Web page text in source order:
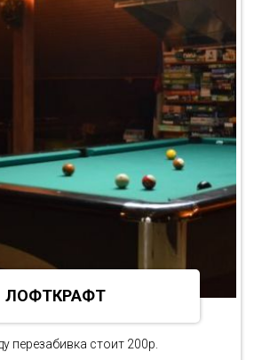
ЛОФТКРАФТ
перезабивка стоит 200р.